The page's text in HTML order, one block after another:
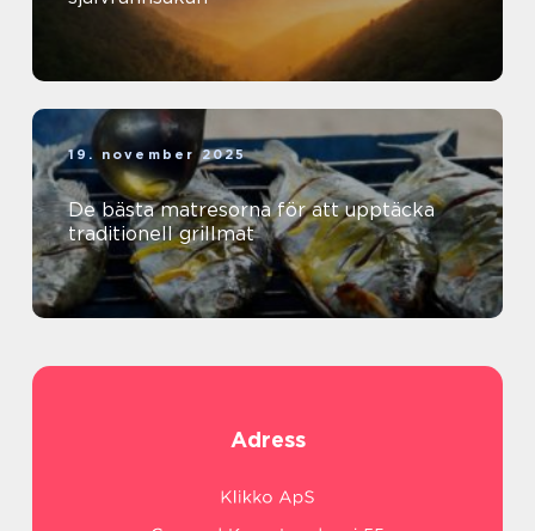
19. november 2025
De bästa matresorna för att upptäcka
traditionell grillmat
Adress